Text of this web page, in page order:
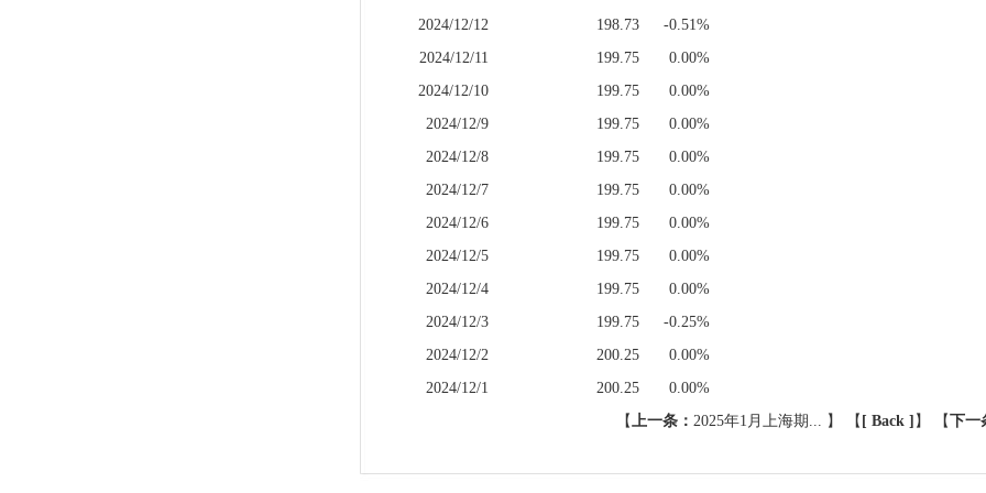
2024/12/12
198.73
-0.51%
2024/12/11
199.75
0.00%
2024/12/10
199.75
0.00%
2024/12/9
199.75
0.00%
2024/12/8
199.75
0.00%
2024/12/7
199.75
0.00%
2024/12/6
199.75
0.00%
2024/12/5
199.75
0.00%
2024/12/4
199.75
0.00%
2024/12/3
199.75
-0.25%
2024/12/2
200.25
0.00%
2024/12/1
200.25
0.00%
【上一条： 2025年1月上海期... 】 【 [ Back ] 】 【下一